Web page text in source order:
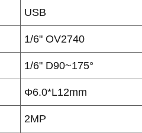
USB
1/6" OV2740
1/6" D90~175°
Φ6.0*L12mm
2MP